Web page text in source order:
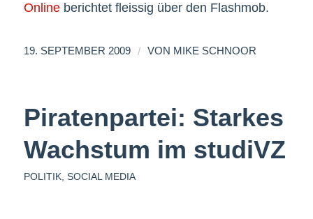
Onlineberichtet fleissig über den Flashmob.
19. SEPTEMBER 2009 / VON MIKE SCHNOOR
Piratenpartei: Starkes
Wachstum im studiVZ
POLITIK, SOCIAL MEDIA